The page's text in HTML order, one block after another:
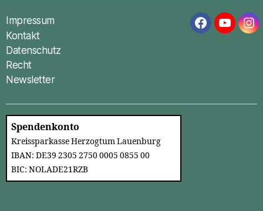
Impressum
Kontakt
Datenschutz
Recht
Newsletter
Facebook
Spendenkonto
Kreissparkasse Herzogtum Lauenburg
IBAN: DE39 2305 2750 0005 0855 00
BIC: NOLADE21RZB